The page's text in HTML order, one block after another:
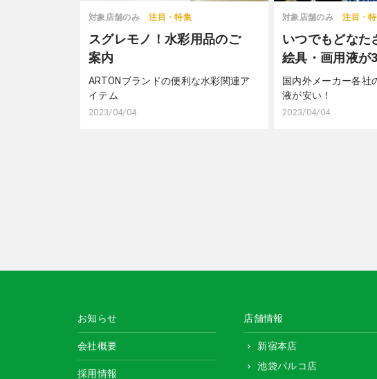
対象店舗のみ 注目・特集
スグレモノ！水彩用品のご
案内
ARTONブランドの便利な水彩関連ア
イテム
2023/04/04
対象店舗のみ 注目・
いつでもどなた
絵具・画用液が
国内外メーカー各社
液が安い！
2023/04/04
お知らせ
会社概要
採用情報
店舗情報
新宿本店
池袋パルコ店